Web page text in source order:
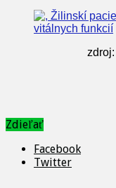
Zdieľať
Facebook
Twitter